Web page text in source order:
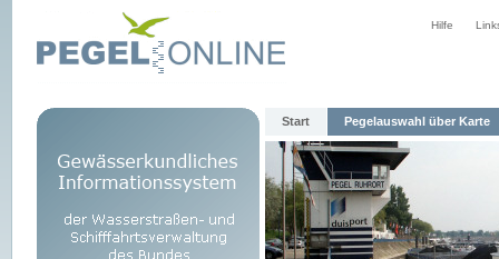
Hilfe
Start Pegelauswahl über Karte